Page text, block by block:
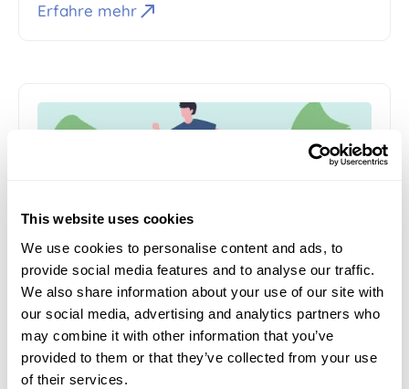
This website uses cookies
We use cookies to personalise content and ads, to
provide social media features and to analyse our traffic.
We also share information about your use of our site with
our social media, advertising and analytics partners who
may combine it with other information that you’ve
provided to them or that they’ve collected from your use
of their services.
Erfahre mehr
05-19-20265min. LesezeitLobke Spruijt
Die OKE-Integration erklärt durch ein
Laufrennen
Entdecken Sie, wie die OKE-Integration
Bewertungssysteme, Planungstools und SIS-
Plattformen verbindet und zuverlässigeren
Prüfungsablauf zu ermöglichen